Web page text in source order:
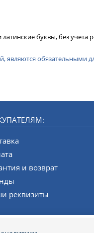
буквы, без учета
являются обязательными
и возврат
реквизиты